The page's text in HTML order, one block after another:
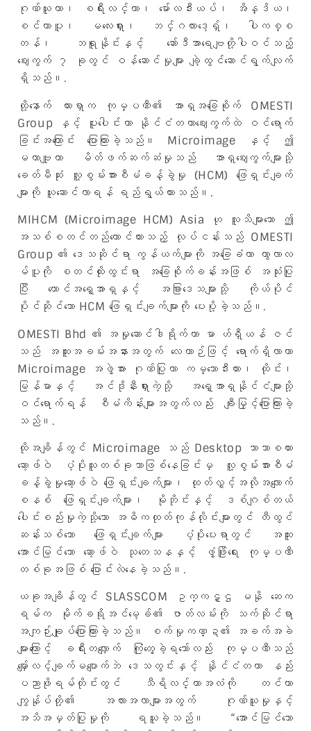
ဂုဏ်ယူကာ၊ စရီးလင်္ကာ၊ မော်လဒီးယပ်၊ အိန္ဒိယ၊
စင်ကာပူ၊ မလေးရှား၊ ဘင်္ဂလားဒေ့ရှ်၊ ပါကစ္စ
တန်၊ ဘရူနိုင်းနှင့် ဆော်ဒီအာရေဗျတို့ပါဝင်သည့်
ဈေးကွက် ၇ ခုတွင် ဝန်ဆောင်မှုများ ချဲ့ထွင်ဆောင်ရွက်လျက်
ရှိသည်။.
ထို့နောက် ဟားရှာက ကုမ္ပဏီ၏ အာရှအခြေစိုက် OMESTI
Group နှင့် ပူးပေါင်းကာ နိုင်ငံတကာဈေးကွက်ထဲ ဝင်ရောက်
ခြင်းအကြောင်း ပြောကြားခဲ့သည်။ Microimage နှင့် ဤ
မဟာဗျူဟာ မိတ်ဖက်ဆက်ဆံမှုသည် အာရှဈေးကွက်များသို့
ခေတ်မီဆုံး လူ့စွမ်းအားစီမံခန့်ခွဲမှု (HCM) ဖြေရှင်းချက်
များကို ယူဆောင်လာရန် ရည်ရွယ်ထားသည်။.
MIHCM (Microimage HCM) Asia ဟု လူသိများသော ဤ
အသစ်စတင်တည်ထောင်ထားသည့် လုပ်ငန်းသည် OMESTI
Group ၏ ဒေသဆိုင်ရာ ကွန်ယက်များကို အခြေခံကာ ကွာလာလ
မ်ပူကို စတင်ထိုးထွင်းရာ အခြေစိုက်ခန်းအဖြစ် အသုံးပြု
ပြီး တောင်အရှေ့အာရှနှင့် အခြားဒေသများသို့ ကိုယ်ပိုင်
ပိုင်ဆိုင်သော HCM ဖြေရှင်းချက်များကို ပေးပို့ခဲ့သည်။.
OMESTI Bhd ၏ အမှုဆောင်ဒါရိုက်တာ မာ ဟ်ရှီယန် ဇင်
သည် အထူးအခမ်းအနားအတွက် လေယာဉ်ဖြင့် ရောက်ရှိလာကာ
Microimage အဖွဲ့အား ဂုဏ်ပြုကာ ကမ္ဘောဒီးယား၊ ထိုင်း၊
မြန်မာနှင့် အင်ဒိုနီးရှားကဲ့သို့ အရှေ့အာရှနိုင်ငံများသို့
ဝင်ရောက်ရန် စီမံကိန်းများအတွက်လည်း ချီးမြှင့်ပြောကြားခဲ့
သည်။.
ထိုအချိန်တွင် Microimage သည် Desktop ဘာသာစကား
ဆော့ဖ်ဝဲ ပံ့ပိုးသူတစ်ခုသာဖြစ်နေခြင်းမှ လူ့စွမ်းအားစီမံ
ခန့်ခွဲမှုဆော့ဖ်ဝဲ ဖြေရှင်းချက်များ၊ ထုတ်လွှင့်အလိုအလျောက်
စနစ် ဖြေရှင်းချက်များ၊ မိုဘိုင်းနှင့် ဒစ်ဂျစ်တယ်
ပေါင်းစည်းမှုကဲ့သို့သော အဓိကထုတ်ကုန်လိုင်းများတွင် တီထွင်
ဆန်းသစ်သော ဖြေရှင်းချက်များ ပံ့ပိုးပေးရာတွင် အထူး
အောင်မြင်သော ဆော့ဖ်ဝဲ သုတေသနနှင့် ဖွံ့ဖြိုးရေး ကုမ္ပဏီ
တစ်ခုအဖြစ် ပြောင်းလဲနေခဲ့သည်။.
ယခုအချိန်တွင် SLASSCOM ဥက္ကဋ္ဌ မနို ဆေက
ရမ်က မိုက်ခရိုအင်မေ့ခ််၏ ဇာတ်လမ်းကို သက်ဆိုင်ရာ
အကျဉ်းချုပ်ပြောကြားခဲ့သည်။ စက်မှုကဏ္ဍ၏ အခက်အခဲ
များကြောင့် ခရီးတလျှောက် ကြုံတွေ့ခဲ့ရသော်လည်း ကုမ္ပဏီသည်
မျှော်လင့်ချက်မပျောက်ဘဲ ဒေသတွင်းနှင့် နိုင်ငံတကာ နည်း
ပညာဖိုရမ်တိုင်းတွင် သီရိလင်္ကာအလံကို တင်ကာ
ကျွန်ုပ်တို့၏ အလားအလာများအတွက် ဂုဏ်ယူမှုနှင့်
အသိအမှတ်ပြုမှုကို ရယူခဲ့သည်။ “အောင်မြင်သော